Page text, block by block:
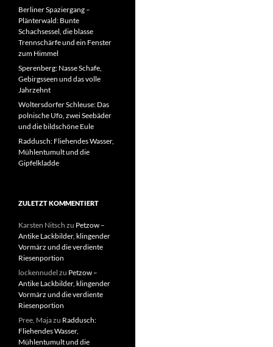
Berliner Spaziergang –
Plänterwald: Bunte
Schachsessel, die blasse
Trennschärfe und ein Fenster
zum Himmel
Sperenberg: Nasse Schafe,
Gebirgsseen und das volle
Jahrzehnt
Woltersdorfer Schleuse: Das
polnische Ufo, zwei Seebäder
und die bildschöne Eule
Raddusch: Fliehendes Wasser,
Mühlentumult und die
Gipfelkladde
ZULETZT KOMMENTIERT
Karsten Nitsch zu Petzow –
Antike Lackbilder, klingender
Vormärz und die verdiente
Riesenportion
lockennudel zu Petzow –
Antike Lackbilder, klingender
Vormärz und die verdiente
Riesenportion
Pree, Majazu Raddusch:
Fliehendes Wasser,
Mühlentumult und die